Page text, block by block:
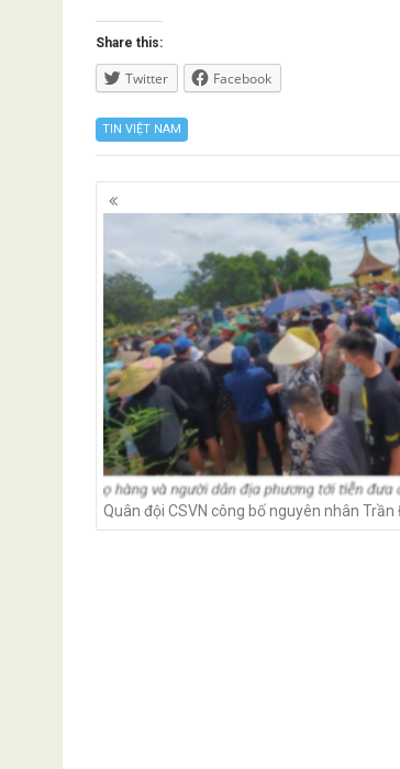
Share this:
Twitter Facebook
TIN VIỆT NAM
Posts
navigation
Quân đội CSVN công bố nguyên nhân